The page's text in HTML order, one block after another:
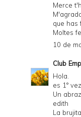
Merce
que has
Moltes
10 de
Club
Hola.
es 1°
Un
edith
La brujita